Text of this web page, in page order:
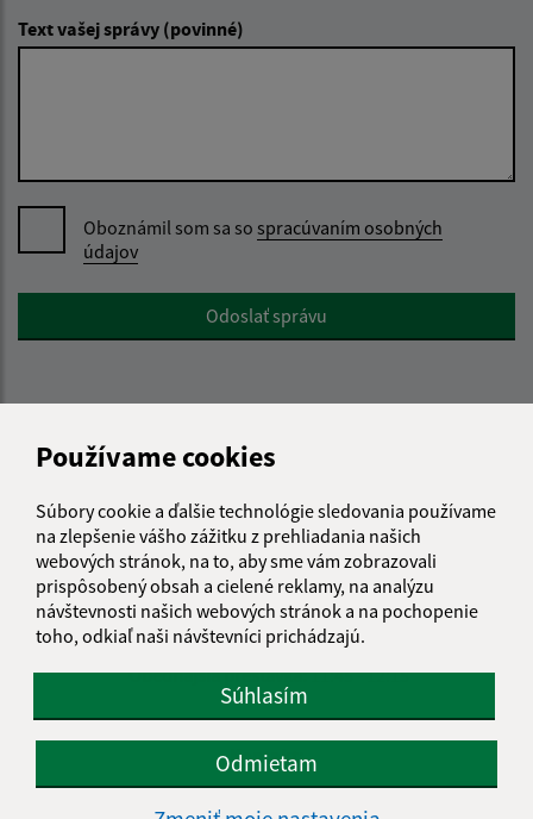
Používame cookies
Súbory cookie a ďalšie technológie sledovania používame
na zlepšenie vášho zážitku z prehliadania našich
webových stránok, na to, aby sme vám zobrazovali
prispôsobený obsah a cielené reklamy, na analýzu
návštevnosti našich webových stránok a na pochopenie
toho, odkiaľ naši návštevníci prichádzajú.
Súhlasím
Odmietam
Text vašej správy (povinné)
Oboznámil som sa so spracúvaním osobných
údajov
Google reCaptcha ResponseOdoslať správu
Pondelok:
07:30 - 11:45 12:15 - 15:30
Utorok:
nestránkový deň
Streda:
07:30 - 11:45 12:15 - 17:00
Štvrtok:
07:30 - 11:45
12:15 - 15:30
Piatok:
07:30 - 14:00
Obedňajšia prestávka:11:45 - 12:15
Kontakt: